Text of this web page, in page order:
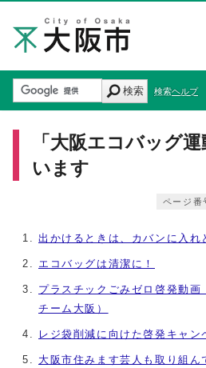
検索 検索ヘルプ
「大阪エコバッグ
います
ページ番
出かけるときは、カバンに入れ
エコバッグは清潔に！
プラスチックごみゼロ啓発動
チーム大阪）
レジ袋削減に向けた啓発キャン
大阪市住みます芸人も取り組ん